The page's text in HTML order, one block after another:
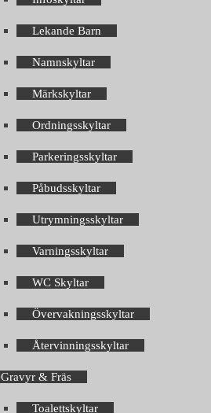
Lekande Barn
Namnskyltar
Märkskyltar
Ordningsskyltar
Parkeringsskyltar
Påbudsskyltar
Utrymningsskyltar
Varningsskyltar
WC Skyltar
Övervakningsskyltar
Återvinningsskyltar
Gravyr & Fräs
Toalettskyltar